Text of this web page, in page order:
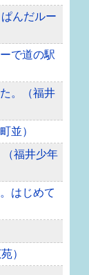
んだルー
で道の駅
。（福井
並）
福井少年
はじめて
）